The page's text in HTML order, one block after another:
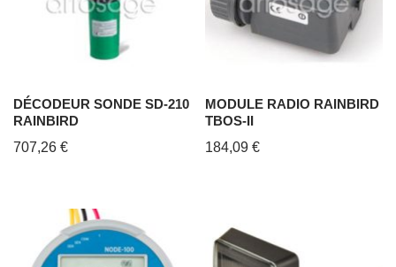
DÉCODEUR SONDE SD-210
RAINBIRD
707,26 €
MODULE RADIO RAINBIRD
TBOS-II
184,09€